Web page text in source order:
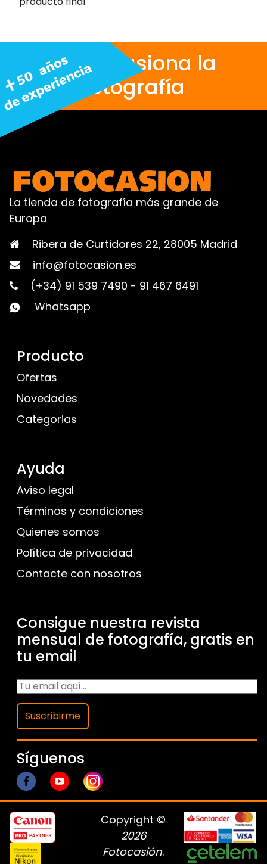
Nos apasiona la
fotografía
La tienda de fotografía más grande de
Europa
Ribera de Curtidores 22, 28005 Madrid
info@fotocasion.es
(+34) 91 539 7490 - 91 467 6491
Whatsapp
Producto
Ofertas
Novedades
Categorias
Ayuda
Aviso legal
Términos y condiciones
Quienes somos
Política de privacidad
Contacte con nosotros
Consigue nuestra revista
mensual de fotografía, gratis en
tu email
Suscribirme
Síguenos
Copyright ©
2026
Fotocasión.